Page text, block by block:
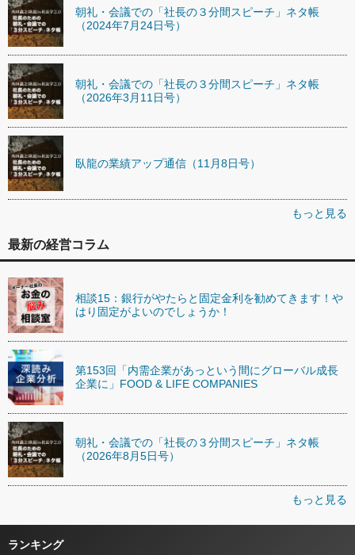
朝礼・会議での「社長の３分間スピーチ」ネタ帳
（2024年7月24日号）
朝礼・会議での「社長の３分間スピーチ」ネタ帳
（2026年3月11日号）
臥龍の業績アップ通信（11月8日号）
もっと見る
最新の経営コラム
相談15：銀行がやたらと固定金利を勧めてきます！や
はり固定がよいのでしょうか！
第153回「内需企業があっという間にグローバル成長
企業に」FOOD & LIFE COMPANIES
朝礼・会議での「社長の３分間スピーチ」ネタ帳
（2026年8月5日号）
もっと見る
ランキング